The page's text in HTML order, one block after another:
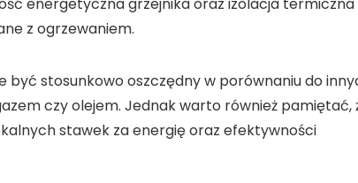
energetyczna grzejnika oraz izolacja termiczna
z ogrzewaniem.
być stosunkowo oszczędny w porównaniu do
czy olejem. Jednak warto również pamiętać,
stawek za energię oraz efektywności